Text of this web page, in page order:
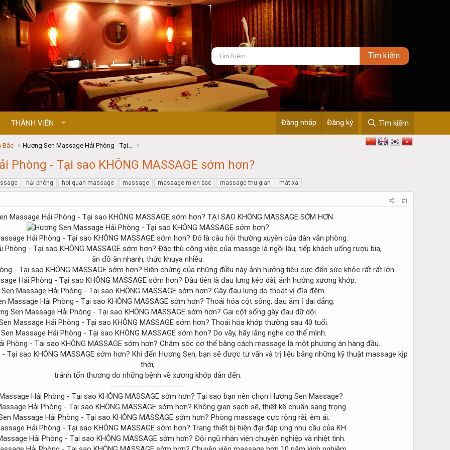
THÀNH VIÊN Đăng nhập Đăng ký Tìm kiếm
Bắc Hương Sen Massage Hải Phòng - Tại...
Phòng - Tại sao KHÔNG MASSAGE sớm hơn?
hải phòng hoi quan massage massage massage mien bac massage thu gian mát xa
#1
TẠI SAO KHÔNG MASSAGE SỚM HƠN
Đó là câu hỏi thường xuyên của dân văn phòng.
Đặc thù công việc của massge là ngồi lâu, tiếp khách uống rượu bia,
ăn đồ ăn nhanh, thức khuya nhiều.
Biến chứng của những điều này ảnh hưởng tiêu cực đến sức khỏe rất rất lớn.
Đầu tiên là đau lưng kéo dài, ảnh hưởng xương khớp.
Gây đau lưng do thoát vị đĩa đệm.
Thoái hóa cột sống, đau âm ỉ dai dẳng.
Gai cột sống gây đau dữ dội.
Thoái hóa khớp thường sau 40 tuổi.
Do vây, hãy lắng nghe cơ thể mình.
Chăm sóc cơ thể bằng cách massage là một phương án hàng đầu.
Khi đến Hương Sen, bạn sẽ được tư vấn và trị liệu bằng những kỹ thuật massage kịp
thời,
tránh tổn thương do những bệnh về xương khớp dẫn đến.
-------------------------
Tại sao bạn nên chọn Hương Sen Massage?
Không gian sạch sẽ, thiết kế chuẩn sang trọng
Phòng massage cực rộng rãi, êm ái.
Trang thiết bị hiện đại đáp ứng nhu cầu của KH.
Đội ngũ nhân viên chuyên nghiệp và nhiệt tình.